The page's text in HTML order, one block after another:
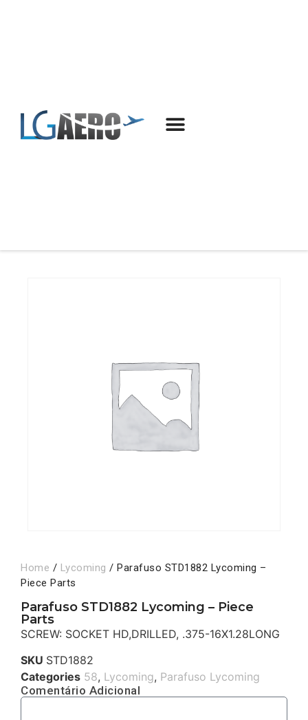
Home / Lycoming / Parafuso STD1882 Lycoming –
Piece Parts
Parafuso STD1882 Lycoming – Piece
Parts
SCREW: SOCKET HD,DRILLED, .375-16X1.28LONG
SKU STD1882
Categories 58, Lycoming, Parafuso Lycoming
Comentário Adicional